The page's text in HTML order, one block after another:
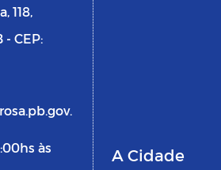
118,
- CEP:
às
A Cidade